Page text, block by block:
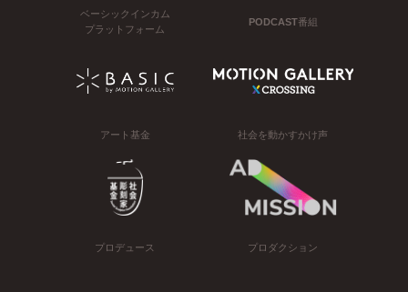
ベーシックインカム
プラットフォーム
PODCAST番組
アート基金 社会を動かすかけ声
プロデュース プロダクション